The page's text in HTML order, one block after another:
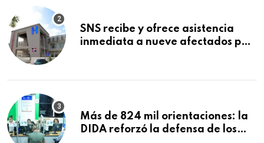
SNS recibe y ofrece asistencia
inmediata a nueve afectados por
Macorís
Más de 824 mil orientaciones: la
DIDA reforzó la defensa de los